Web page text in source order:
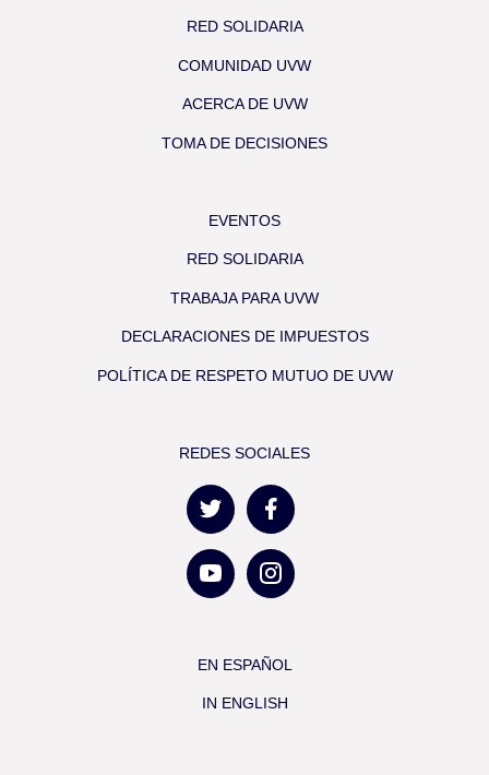
RED SOLIDARIA
COMUNIDAD UVW
ACERCA DE UVW
TOMA DE DECISIONES
EVENTOS
RED SOLIDARIA
TRABAJA PARA UVW
DECLARACIONES DE IMPUESTOS
POLÍTICA DE RESPETO MUTUO DE UVW
REDES SOCIALES
EN ESPAÑOL
IN ENGLISH